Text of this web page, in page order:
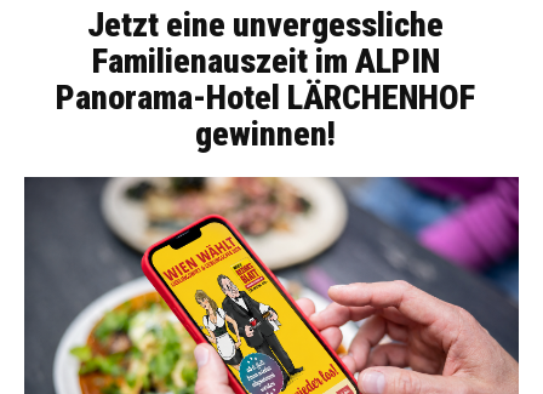
Jetzt eine unvergessliche
Familienauszeit im ALPIN
Panorama-Hotel LÄRCHENHOF
gewinnen!